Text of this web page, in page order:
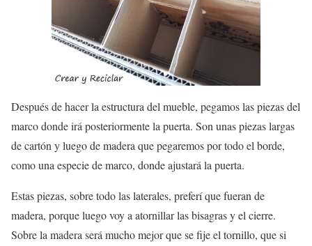
Después de hacer la estructura del mueble, pegamos las piezas del
marco donde irá posteriormente la puerta. Son unas piezas largas
de cartón y luego de madera que pegaremos por todo el borde,
como una especie de marco, donde ajustará la puerta.
Estas piezas, sobre todo las laterales, preferí que fueran de
madera, porque luego voy a atornillar las bisagras y el cierre.
Sobre la madera será mucho mejor que se fije el tornillo, que si